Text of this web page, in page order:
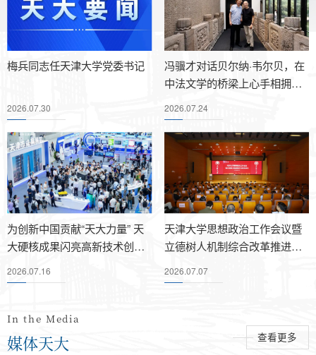
梅兵同志任天津大学党委书记
2026.07.30
冯骥才对话贝尔纳·韦尔贝，在
中法文学的桥梁上心手相拥，
2026.07.24
为创新中国贡献“天大力量” 天
大硬核成果闪亮高新技术创新
2026.07.16
天津大学思想政治工作会议暨
立德树人机制综合改革推进会
2026.07.07
津青携手共建高原医学新高地
三位一体开启科研登峰新篇章
第二届基础设施安全与韧性国
际会议暨国家地震工程科学中
心2026年第2次用户大会在天
天津大学2026年“医学+”专项基
金项目培训会召开
天大经管与天咨集团签署战略
合作框架协议
【祖国需要，天大志愿】微电
子学院师生赴南京开展就业行
揭秘思政“天团”的制胜密码——
记全国优秀教学团队“思想道德
与法治”教研室
从“教学新手”到“国赛之巅”——
记全国思政课教学展示特等奖
获得者李丽老师
天大马院在第四届全国高校思
政课教学展示活动中斩获特等
奖、全国优秀教学团队
国家卓越工程师学院赴招商局
集团调研交流
国家卓越工程师学院赴南方电
网公司调研交流
天津大学医学部生命科学学院
赴新疆开展“教师国情研修”活动
市住建委领导一行赴《绿色智
慧住宅集成技术研究与应用》
课题示范项目调研
In the Media
媒体天大 查看更多